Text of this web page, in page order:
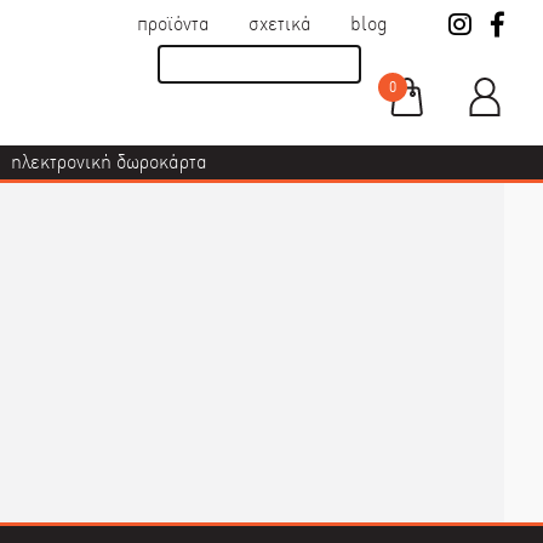
προϊόντα σχετικά blog
0
ηλεκτρονική δωροκάρτα